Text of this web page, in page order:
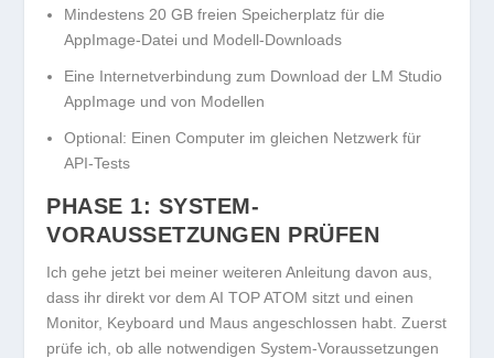
Mindestens 20 GB freien Speicherplatz für die
AppImage-Datei und Modell-Downloads
Eine Internetverbindung zum Download der LM Studio
AppImage und von Modellen
Optional: Einen Computer im gleichen Netzwerk für
API-Tests
PHASE 1: SYSTEM-
VORAUSSETZUNGEN PRÜFEN
Ich gehe jetzt bei meiner weiteren Anleitung davon aus,
dass ihr direkt vor dem AI TOP ATOM sitzt und einen
Monitor, Keyboard und Maus angeschlossen habt. Zuerst
prüfe ich, ob alle notwendigen System-Voraussetzungen